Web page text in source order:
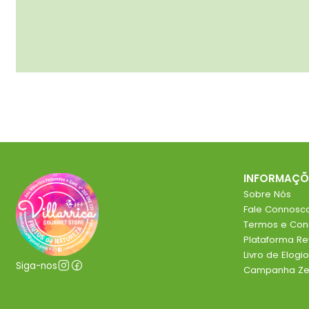
Siga-nos
Sobre Nós
Fale
Termos e
Plataforma
Livro de
Campanha